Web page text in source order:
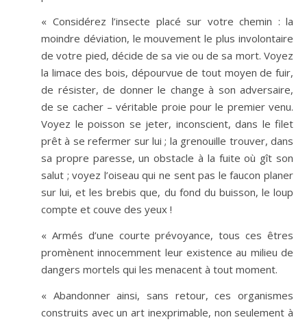
« Considérez l’insecte placé sur votre chemin : la
moindre déviation, le mouvement le plus involontaire
de votre pied, décide de sa vie ou de sa mort. Voyez
la limace des bois, dépourvue de tout moyen de fuir,
de résister, de donner le change à son adversaire,
de se cacher – véritable proie pour le premier venu.
Voyez le poisson se jeter, inconscient, dans le filet
prêt à se refermer sur lui ; la grenouille trouver, dans
sa propre paresse, un obstacle à la fuite où gît son
salut ; voyez l’oiseau qui ne sent pas le faucon planer
sur lui, et les brebis que, du fond du buisson, le loup
compte et couve des yeux !
« Armés d’une courte prévoyance, tous ces êtres
promènent innocemment leur existence au milieu de
dangers mortels qui les menacent à tout moment.
« Abandonner ainsi, sans retour, ces organismes
construits avec un art inexprimable, non seulement à